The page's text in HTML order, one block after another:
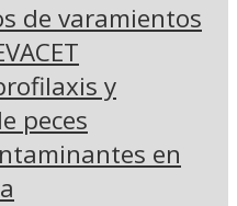
de varamientos
y
peces
en